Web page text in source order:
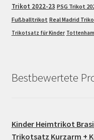
Trikot 2022-23 PSG Trikot
Fußballtrikot Real Madrid
Trikotsatz für Kinder
Bestbewertete
Kinder Heimtrikot
Trikotsatz Kurzarm +